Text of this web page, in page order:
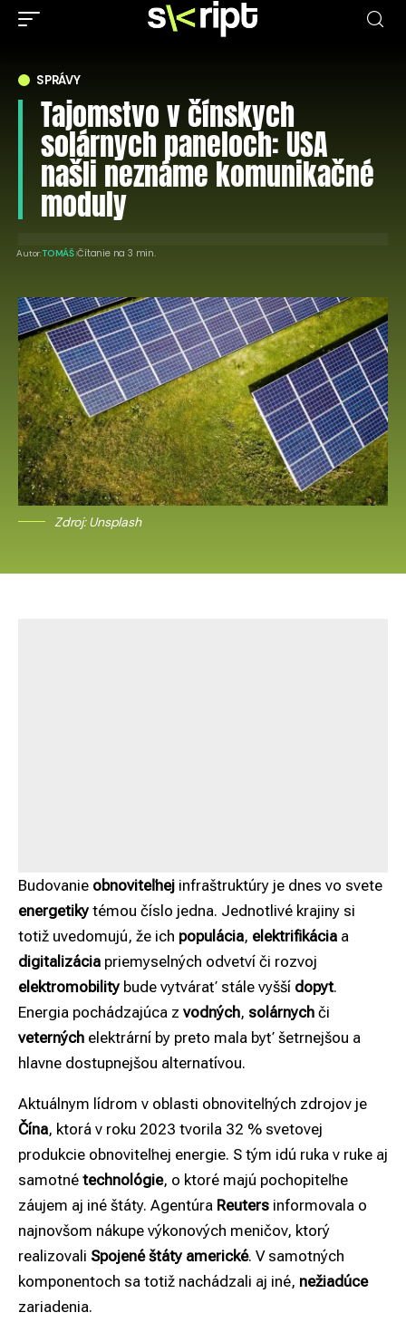
SPRÁVY
Tajomstvo v čínskych
solárnych paneloch: USA
našli neznáme komunikačné
moduly
Autor:TOMÁŠ Čítanie na 3 min.
Zdroj: Unsplash
Budovanie obnoviteľnej infraštruktúry je dnes vo svete
energetiky témou číslo jedna. Jednotlivé krajiny si
totiž uvedomujú, že ich populácia, elektrifikácia a
digitalizácia priemyselných odvetví či rozvoj
elektromobility bude vytvárať stále vyšší dopyt.
Energia pochádzajúca z vodných, solárnych či
veterných elektrární by preto mala byť šetrnejšou a
hlavne dostupnejšou alternatívou.
Aktuálnym lídrom v oblasti obnoviteľných zdrojov je
Čína, ktorá v roku 2023 tvorila 32 % svetovej
produkcie obnoviteľnej energie. S tým idú ruka v ruke aj
samotné technológie, o ktoré majú pochopiteľne
záujem aj iné štáty. Agentúra Reuters informovala o
najnovšom nákupe výkonových meničov, ktorý
realizovali Spojené štáty americké. V samotných
komponentoch sa totiž nachádzali aj iné, nežiadúce
zariadenia.